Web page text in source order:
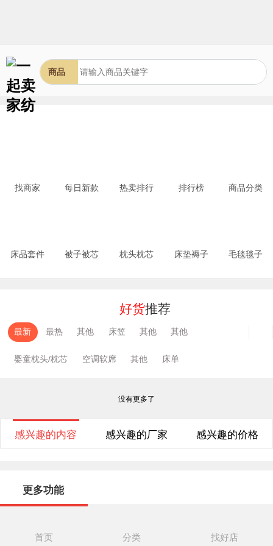
商品
找商家 每日新款 热卖排行 排行榜 商品分类
床品套件 被子被芯 枕头枕芯 床垫褥子 毛毯毯子
好货推荐
最新 最热 其他 床笠 其他 其他
婴童枕头/枕芯 空调软席 其他 床单
没有更多了
感兴趣的内容 感兴趣的厂家 感兴趣的价格
更多功能
首页 分类 找好店